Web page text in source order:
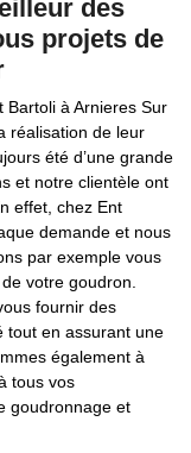
des
projets de
Bartoli à Arnieres Sur
réalisation de leur
été d’une grande
et notre clientèle ont
effet, chez Ent
demande et nous
par exemple vous
votre goudron.
fournir des
tout en assurant une
également à
tous vos
goudronnage et